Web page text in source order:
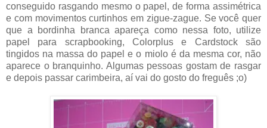
conseguido rasgando mesmo o papel, de forma assimétrica
e com movimentos curtinhos em zigue-zague. Se você quer
que a bordinha branca apareça como nessa foto, utilize
papel para scrapbooking, Colorplus e Cardstock são
tingidos na massa do papel e o miolo é da mesma cor, não
aparece o branquinho. Algumas pessoas gostam de rasgar
e depois passar carimbeira, aí vai do gosto do freguês ;o)